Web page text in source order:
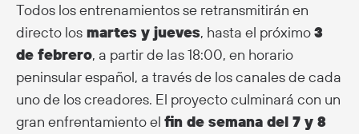
Todos los entrenamientos se retransmitirán en
directo los martes y jueves, hasta el próximo3
de febrero, a partir de las 18:00, en horario
peninsular español, a través de los canales de cada
uno de los creadores. El proyecto culminará con un
gran enfrentamiento el fin de semana del 7 y 8